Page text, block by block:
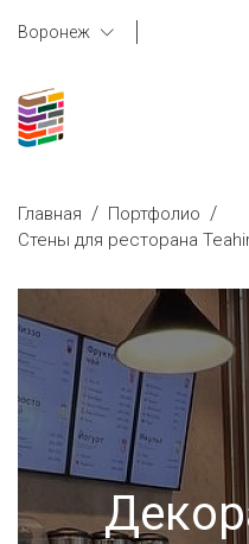
Воронеж
Главная / Портфолио /
Стены для ресторана